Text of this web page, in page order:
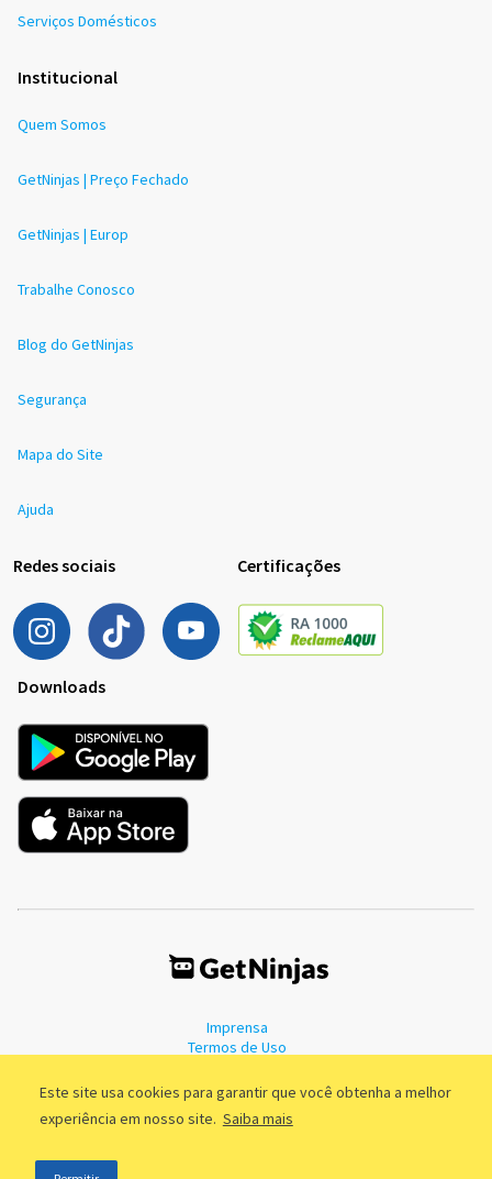
Este site usa cookies para garantir que você obtenha a melhor
experiência em nosso site. Saiba mais
Serviços Domésticos
Institucional
Quem Somos
GetNinjas | Preço Fechado
GetNinjas | Europ
Trabalhe Conosco
Blog do GetNinjas
Segurança
Mapa do Site
Ajuda
Redes sociais Certificações
Downloads
Imprensa
Termos de Uso
©2011 - 2026, GetNinjas LTDA. CNPJ 55.744.877/0001-89 - Rua Dr.